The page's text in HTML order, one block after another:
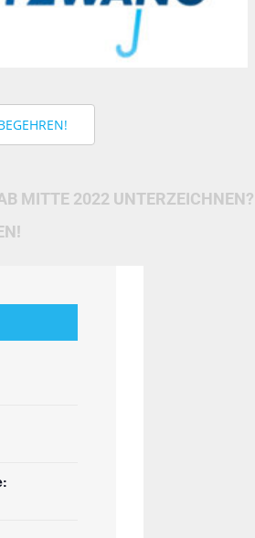
MITTE 2022 UNTERZEICHNEN?